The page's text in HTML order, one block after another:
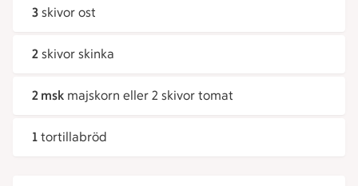
3 skivor ost
2 skivor skinka
2 msk majskorn eller 2 skivor tomat
1 tortillabröd